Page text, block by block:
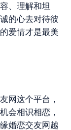
、理解和坦
的心去对待彼
爱情才是最美
网这个平台，
会相识相恋，
婚恋交友网越